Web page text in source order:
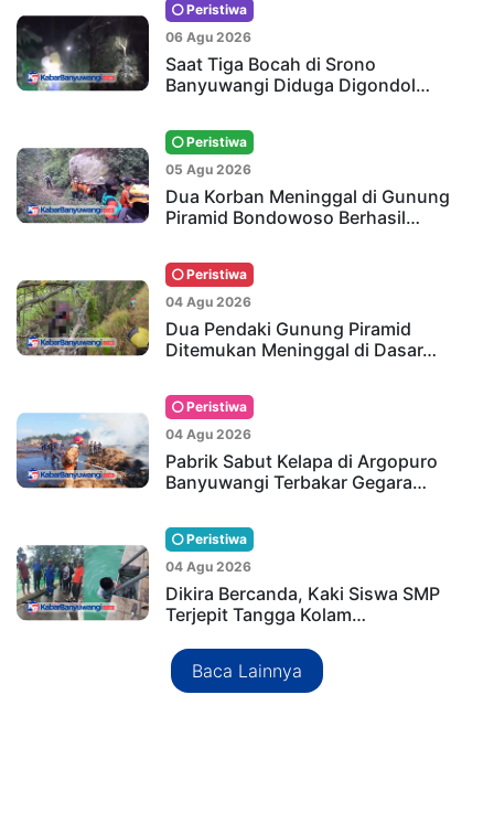
Peristiwa
06 Agu 2026
Saat Tiga Bocah di Srono
Banyuwangi Diduga Digondol…
Peristiwa
05 Agu 2026
Dua Korban Meninggal di Gunung
Piramid Bondowoso Berhasil…
Peristiwa
04 Agu 2026
Dua Pendaki Gunung Piramid
Ditemukan Meninggal di Dasar…
Peristiwa
04 Agu 2026
Pabrik Sabut Kelapa di Argopuro
Banyuwangi Terbakar Gegara…
Peristiwa
04 Agu 2026
Dikira Bercanda, Kaki Siswa SMP
Terjepit Tangga Kolam…
Baca Lainnya